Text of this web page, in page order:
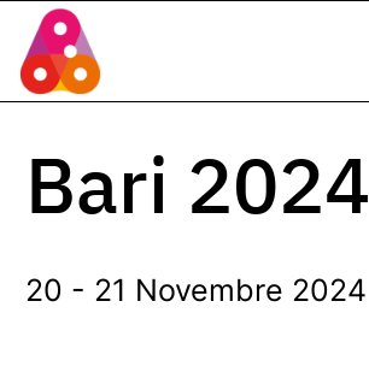
Vai al contenuto
Navigazione principale
Navigazione principale
Bari 2024
20 - 21 Novembre 2024